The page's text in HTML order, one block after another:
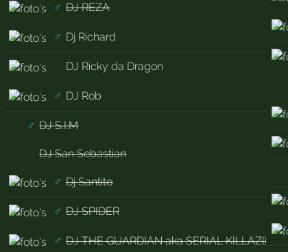
♂ DJ REZA
♂ Dj Richard
DJ Ricky da Dragon
♂ DJ Rob
♂ DJ S.I.M
DJ San Sebastian
♂ Dj Santito
♂ DJ SPIDER
♂ DJ THE GUARDIAN aka SERIAL KILLAZ(MOH)